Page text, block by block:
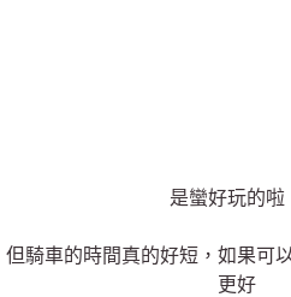
是蠻好玩的啦
但騎車的時間真的好短，如果可
更好